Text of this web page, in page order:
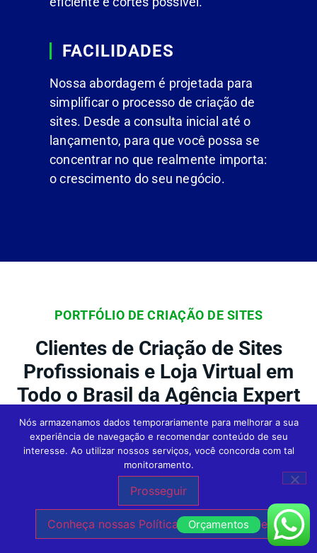
FACILIDADES
Nossa abordagem é projetada para
simplificar o processo de criação de
sites. Desde a consulta inicial até o
lançamento, para que você possa se
concentrar no que realmente importa:
o crescimento do seu negócio.
PORTFÓLIO DE CRIAÇÃO DE SITES
Clientes de Criação de Sites
Profissionais e Loja Virtual em
Todo o Brasil da Agência Expert
Digital
Na Agência ExpertCriação de Sites em São
Paulo, nossos clientes são o foco central
de tudo o que fazemos. Conheça outras
empresas incríveis que confiaram no nosso
Orçamentos
Nós armazenamos dados temporariamente para melhorar a sua
experiência de navegação e recomendar conteúdo de seu
interesse. Ao utilizar nossos serviços, você concorda com tal
monitoramento.
Prosseguir
Conheça nossas Políticas de Privacidade.